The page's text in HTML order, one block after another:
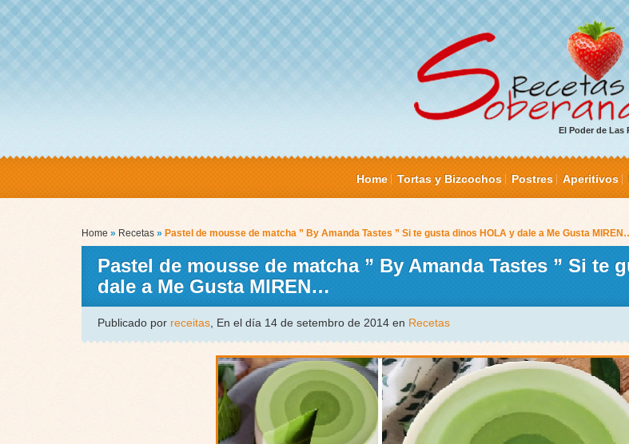
El Poder de Las
Home Tortas y Bizcochos Postres Aperitivos
Home » Recetas » Pastel de mousse de matcha ” By Amanda Tastes ” Si te gusta dinos HOLA y dale a Me Gusta
Pastel de mousse de matcha ” By Amanda Tastes ” Si te
dale a Me Gusta MIREN…
Publicado por receitas , En el día 14 de setembro de 2014 en Recetas